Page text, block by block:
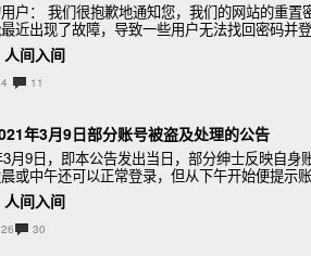
户： 我们很抱歉地通知您，我们的网站的重置
近出现了故障，导致一些用户无法找回密码并登
深表歉意，给您带来了不便。 我们立即采取措
问题，并确认该功能已经完全
间入间
11
年3月9日部分账号被盗及处理的公告
月9日，即本公告发出当日，部分绅士反映自身
或中午还可以正常登录，但从下午开始便提示账
误，且绑定邮箱也显示为未注册。
间入间
30